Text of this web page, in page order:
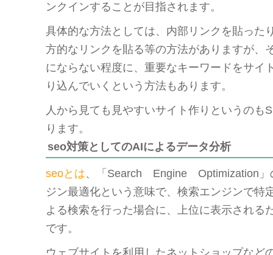
ンクインすることが目指されます。
具体的な方法としては、内部リンクを貼った
方的なリンクを貼る等の方法がありますが、
にならない程度に、重要なキーワードをサイ
り込んでいくという方法もあります。
人から見ても見やすいサイト作りというのも
ります。
seo対策としてのAIによるデータ分析
seoとは、「Search Engine Optimization」
ジン最適化という意味で、検索エンジンで特
よる検索を行った場合に、上位に表示される
です。
ウェブサイトを利用したネットショップなど